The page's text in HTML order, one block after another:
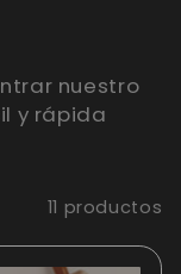
nuestro
y rápida
11 productos